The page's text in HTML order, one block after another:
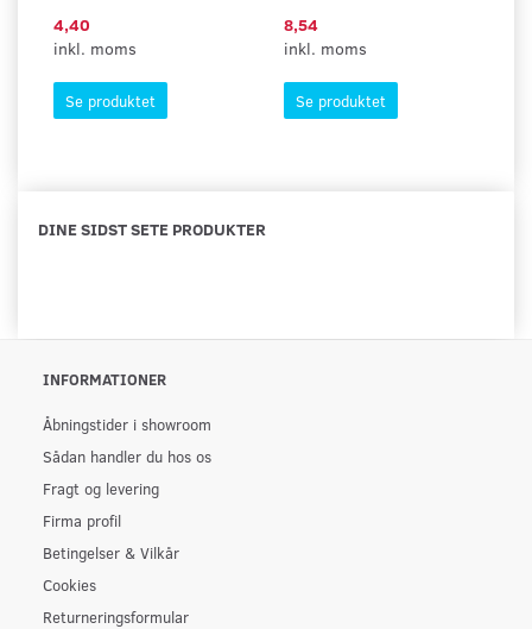
4,40
inkl. moms
Se produktet
8,54
inkl. moms
Se produktet
DINE SIDST SETE PRODUKTER
INFORMATIONER
Åbningstider i showroom
Sådan handler du hos os
Fragt og levering
Firma profil
Betingelser & Vilkår
Cookies
Returneringsformular